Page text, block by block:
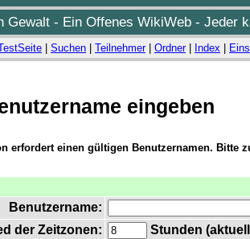
Gewalt - Ein Offenes WikiWeb - Jeder
Suchen Teilnehmer| Ordner| Index
eingeben
erfordert einen gültigen Benutzernamen. Bitte
Benutzername:
der Zeitzonen:
Stunden